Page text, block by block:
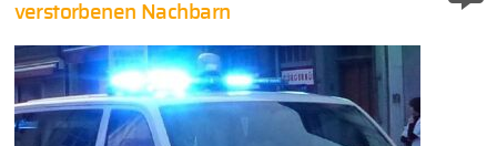
verstorbenen Nachbarn